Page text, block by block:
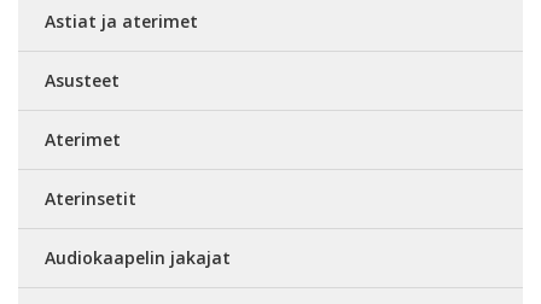
Astiat ja aterimet
Asusteet
Aterimet
Aterinsetit
Audiokaapelin jakajat